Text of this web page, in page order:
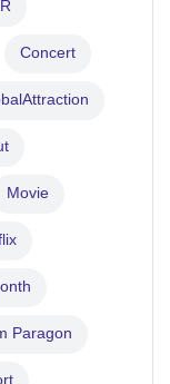
Concert
Movie
Paragon